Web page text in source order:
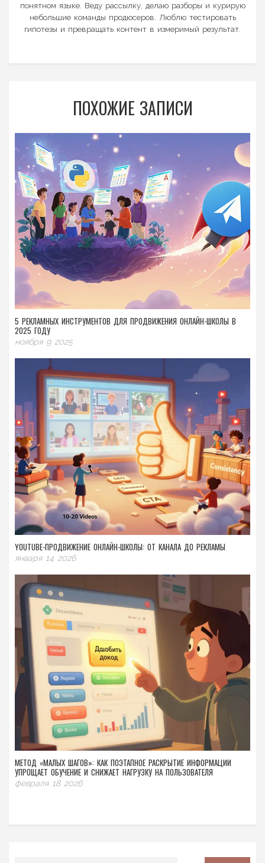
понятном языке. Веду рассылку, делаю разборы и курирую
небольшие команды продюсеров. Люблю тестировать
гипотезы и превращать контент в измеримый результат.
ПОХОЖИЕ ЗАПИСИ
5 РЕКЛАМНЫХ ИНСТРУМЕНТОВ ДЛЯ ПРОДВИЖЕНИЯ ОНЛАЙН-ШКОЛЫ В
2025 ГОДУ
ноября 9 2025
YOUTUBE-ПРОДВИЖЕНИЕ ОНЛАЙН-ШКОЛЫ: ОТ КАНАЛА ДО РЕКЛАМЫ
января 14 2026
МЕТОД «МАЛЫХ ШАГОВ»: КАК ПОЭТАПНОЕ РАСКРЫТИЕ ИНФОРМАЦИИ
УПРОЩАЕТ ОБУЧЕНИЕ И СНИЖАЕТ НАГРУЗКУ НА ПОЛЬЗОВАТЕЛЯ
февраля 18 2026